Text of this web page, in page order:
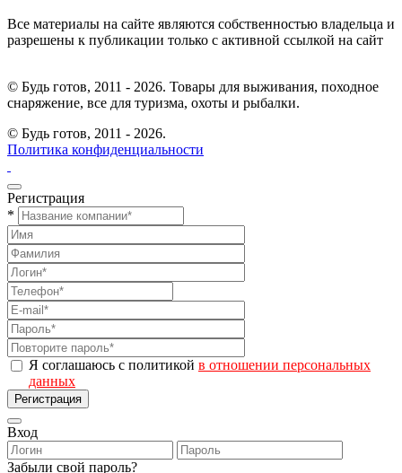
Все материалы на сайте являются собственностью владельца и
разрешены к публикации только с активной ссылкой на сайт
© Будь готов, 2011 - 2026. Товары для выживания, походное
снаряжение, все для туризма, охоты и рыбалки.
© Будь готов, 2011 - 2026.
Политика конфиденциальности
Регистрация
*
Я соглашаюсь с политикой в отношении персональных
данных
Регистрация
Вход
Забыли свой пароль?